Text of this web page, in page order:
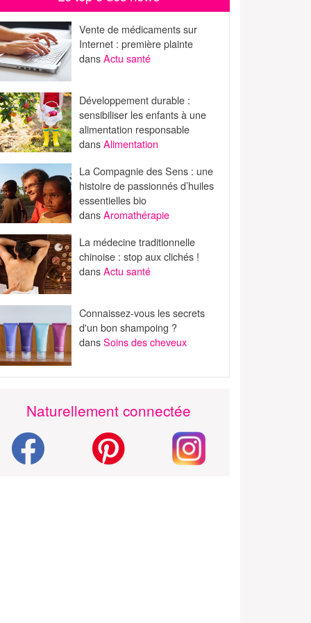
Vente de médicaments sur
Internet : première plainte
dansActu santé
Développement durable :
sensibiliser les enfants à une
alimentation responsable
dansAlimentation
La Compagnie des Sens : une
histoire de passionnés d’huiles
essentielles bio
dansAromathérapie
La médecine traditionnelle
chinoise : stop aux clichés !
dansActu santé
Connaissez-vous les secrets
d'un bon shampoing ?
dansSoins des cheveux
Naturellement connectée